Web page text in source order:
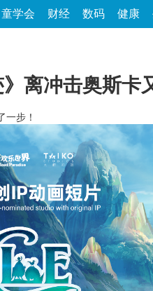
童学会 财经 数码 健康
离冲击奥斯卡
一步！